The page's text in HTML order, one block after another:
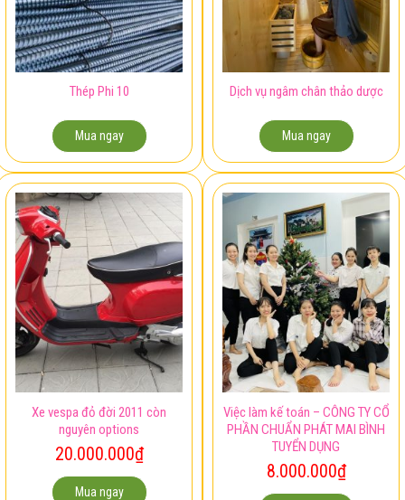
Thép Phi 10
Mua ngay
Dịch vụ ngâm chân thảo dược
Mua ngay
Xe vespa đỏ đời 2011 còn
nguyên options
20.000.000₫
Mua ngay
Việc làm kế toán – CÔNG TY CỔ
PHẦN CHUẨN PHÁT MAI BÌNH
TUYỂN DỤNG
8.000.000₫